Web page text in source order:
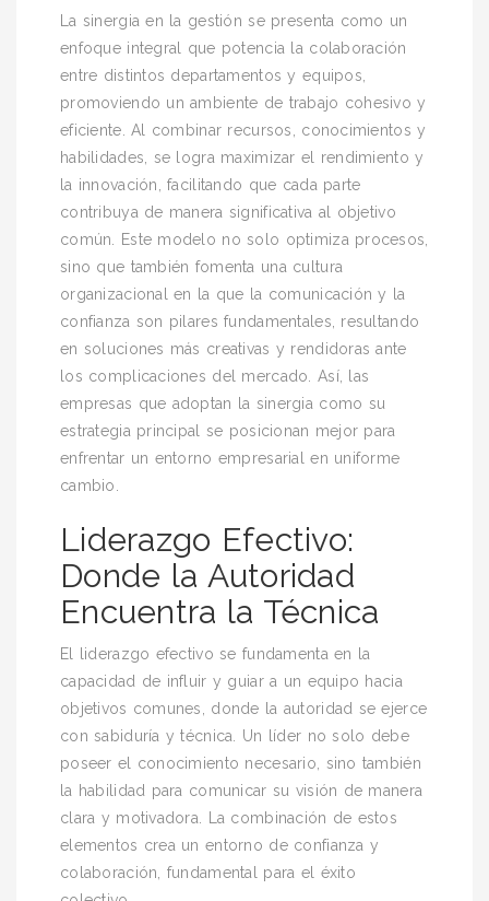
La sinergia en la gestión se presenta como un
enfoque integral que potencia la colaboración
entre distintos departamentos y equipos,
promoviendo un ambiente de trabajo cohesivo y
eficiente. Al combinar recursos, conocimientos y
habilidades, se logra maximizar el rendimiento y
la innovación, facilitando que cada parte
contribuya de manera significativa al objetivo
común. Este modelo no solo optimiza procesos,
sino que también fomenta una cultura
organizacional en la que la comunicación y la
confianza son pilares fundamentales, resultando
en soluciones más creativas y rendidoras ante
los complicaciones del mercado. Así, las
empresas que adoptan la sinergia como su
estrategia principal se posicionan mejor para
enfrentar un entorno empresarial en uniforme
cambio.
Liderazgo Efectivo:
Donde la Autoridad
Encuentra la Técnica
El liderazgo efectivo se fundamenta en la
capacidad de influir y guiar a un equipo hacia
objetivos comunes, donde la autoridad se ejerce
con sabiduría y técnica. Un líder no solo debe
poseer el conocimiento necesario, sino también
la habilidad para comunicar su visión de manera
clara y motivadora. La combinación de estos
elementos crea un entorno de confianza y
colaboración, fundamental para el éxito